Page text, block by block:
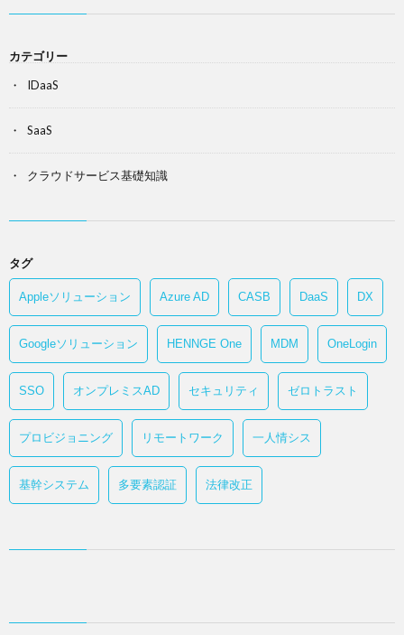
カテゴリー
IDaaS
SaaS
クラウドサービス基礎知識
タグ
Appleソリューション Azure AD CASB DaaS DX
Googleソリューション HENNGE One MDM OneLogin
SSO オンプレミスAD セキュリティ ゼロトラスト
プロビジョニング リモートワーク 一人情シス
基幹システム 多要素認証 法律改正